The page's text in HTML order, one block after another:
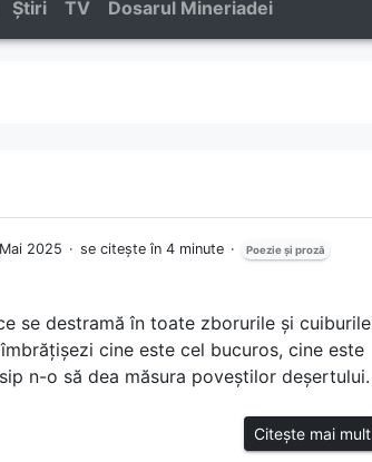
Știri TV Dosarul Mineriadei
2025 se citește în 4 minute Poezie și proză
se destramă în toate zborurile și cuiburile
cine este cel bucuros, cine este
n-o să dea măsura poveștilor deșertului.
Citește mai mult